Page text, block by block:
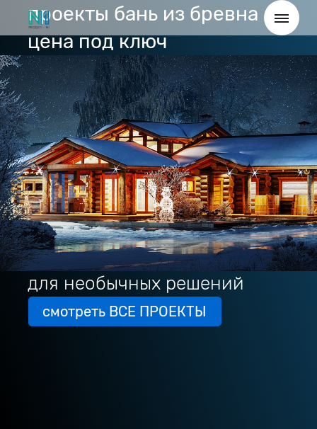
проекты бань из бревна
цена под ключ
для необычных решений
смотреть ВСЕ ПРОЕКТЫ